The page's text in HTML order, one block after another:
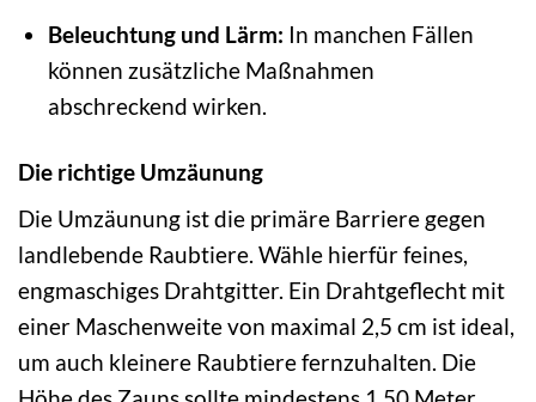
Beleuchtung und Lärm: In manchen Fällen
können zusätzliche Maßnahmen
abschreckend wirken.
Die richtige Umzäunung
Die Umzäunung ist die primäre Barriere gegen
landlebende Raubtiere. Wähle hierfür feines,
engmaschiges Drahtgitter. Ein Drahtgeflecht mit
einer Maschenweite von maximal 2,5 cm ist ideal,
um auch kleinere Raubtiere fernzuhalten. Die